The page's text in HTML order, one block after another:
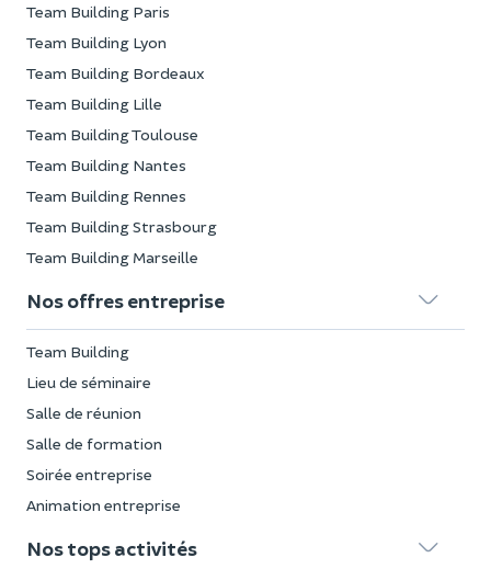
Team Building Paris
Team Building Lyon
Team Building Bordeaux
Team Building Lille
Team Building Toulouse
Team Building Nantes
Team Building Rennes
Team Building Strasbourg
Team Building Marseille
Nos offres entreprise
Team Building
Lieu de séminaire
Salle de réunion
Salle de formation
Soirée entreprise
Animation entreprise
Nos tops activités